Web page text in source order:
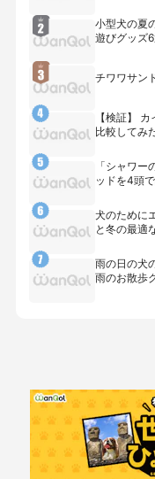
小型犬の夏
遊びグッズ
チワワサン
【検証】
比較してみ
「シャワ
ッドを4頭
犬のために
と冬の最適
雨の日の犬
雨のお散歩